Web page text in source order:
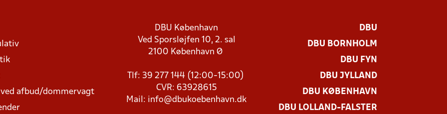
afbud/dommervagt
DBU København
Ved Sporsløjfen 10, 2. sal
2100 København Ø
Tlf: 39 277 144 (12:00-15:00)
CVR: 63928615
Mail: info@dbukoebenhavn.dk
DBU
DBU BORNHOLM
DBU FYN
DBU JYLLAND
DBU KØBENHAVN
DBU LOLLAND-FALSTER